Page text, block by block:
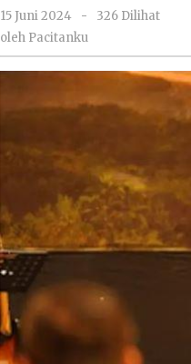
15 Juni 2024
oleh
Pacitanku
-
326 Dilihat
oleh Pacitanku